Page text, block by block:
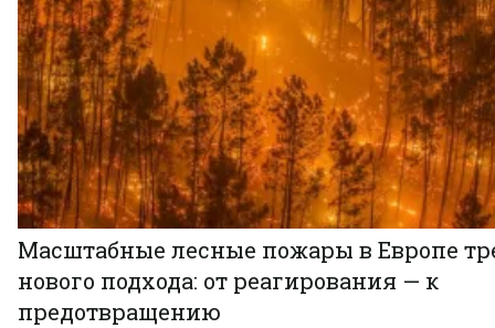
Масштабные лесные пожары в Европе
нового подхода: от реагирования — к
предотвращению